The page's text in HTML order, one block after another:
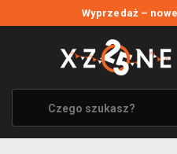
Wyprzedaż –
WYPRZEDAŻ
WSZYSTKIE MARKI
XZONE ORIGINALS
UBRANIA I AKCESORIA